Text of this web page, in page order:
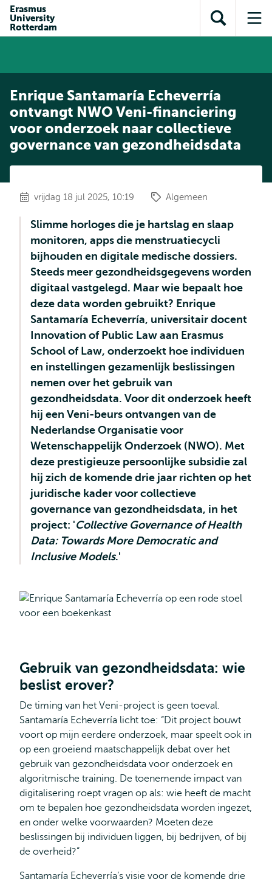
inhoud
Direct naar
subnavigatie
Erasmus
University
Rotterdam
Toon
zoekveld
Enrique Santamaría Echeverría
ontvangt NWO Veni-financiering
voor onderzoek naar collectieve
governance van gezondheidsdata
vrijdag 18 jul 2025, 10:19 Algemeen
Slimme horloges die je hartslag en slaap
monitoren, apps die menstruatiecycli
bijhouden en digitale medische dossiers.
Steeds meer gezondheidsgegevens worden
digitaal vastgelegd. Maar wie bepaalt hoe
deze data worden gebruikt? Enrique
Santamaría Echeverría, universitair docent
Innovation of Public Law aan Erasmus
School of Law, onderzoekt hoe individuen
en instellingen gezamenlijk beslissingen
nemen over het gebruik van
gezondheidsdata. Voor dit onderzoek heeft
hij een Veni-beurs ontvangen van de
Nederlandse Organisatie voor
Wetenschappelijk Onderzoek (NWO). Met
deze prestigieuze persoonlijke subsidie zal
hij zich de komende drie jaar richten op het
juridische kader voor collectieve
governance van gezondheidsdata, in het
project: 'Collective Governance of Health
Data: Towards More Democratic and
Inclusive Models.'
Gebruik van gezondheidsdata: wie
beslist erover?
De timing van het Veni-project is geen toeval.
Santamaría Echeverría licht toe: “Dit project bouwt
voort op mijn eerdere onderzoek, maar speelt ook in
op een groeiend maatschappelijk debat over het
gebruik van gezondheidsdata voor onderzoek en
algoritmische training. De toenemende impact van
digitalisering roept vragen op als: wie heeft de macht
om te bepalen hoe gezondheidsdata worden ingezet,
en onder welke voorwaarden? Moeten deze
beslissingen bij individuen liggen, bij bedrijven, of bij
de overheid?”
Santamaría Echeverría’s visie voor de komende drie